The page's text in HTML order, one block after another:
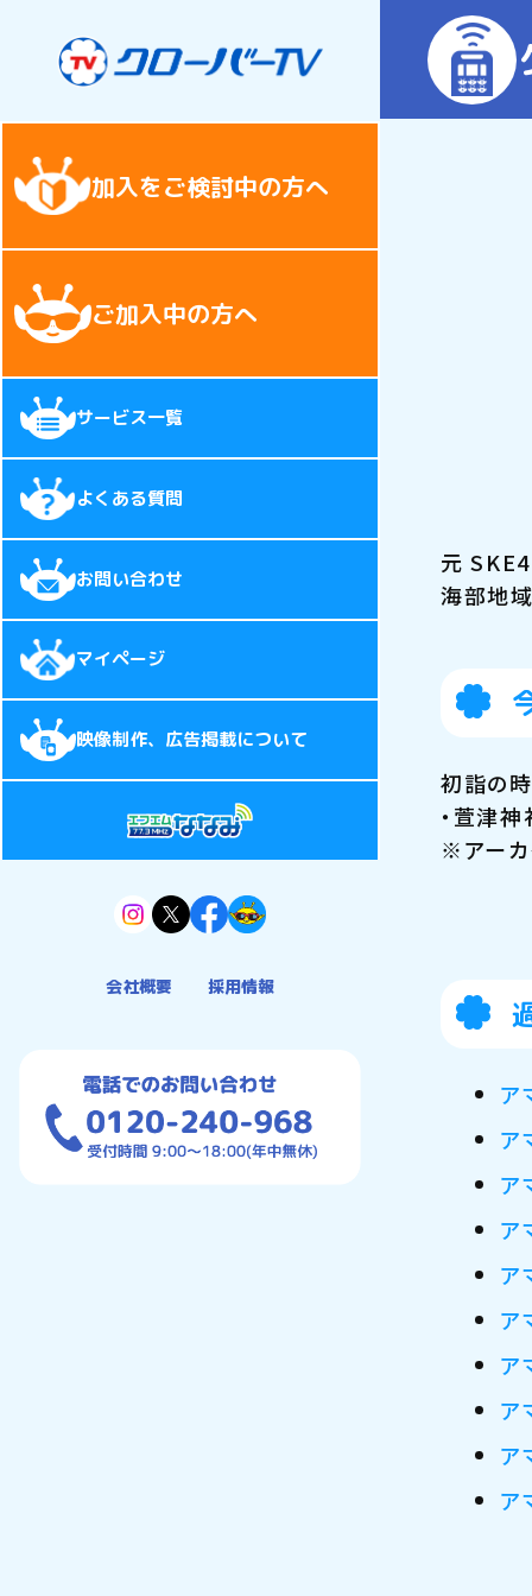
加入をご検討中の方へ
ご加入中の方へ
サービス一覧
よくある質問
お問い合わせ
マイページ
映像制作、広告掲載について
会社概要 採用情報
元
海部地
初詣の
・萱津
※アー
ア
ア
ア
ア
ア
ア
ア
ア
ア
ア